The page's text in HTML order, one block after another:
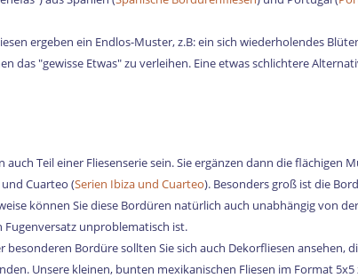
ergeben ein Endlos-Muster, z.B: ein sich wiederholendes
das "gewisse Etwas" zu verleihen. Eine etwas schlichtere
Teil einer Fliesenserie sein. Sie ergänzen dann die flächigen
Cuarteo (Serien Ibiza und Cuarteo). Besonders groß ist die
können Sie diese Bordüren natürlich auch unabhängig von
Fugenversatz unproblematisch ist.
besonderen Bordüre sollten Sie sich auch Dekorfliesen ansehen,
Unsere kleinen, bunten mexikanischen Fliesen im Format